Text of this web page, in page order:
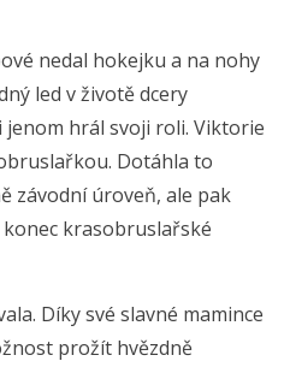
nedal hokejku a na nohy
led v životě dcery
hrál svoji roli. Viktorie
Dotáhla to
závodní úroveň, ale pak
krasobruslařské
Díky své slavné mamince
prožít hvězdně